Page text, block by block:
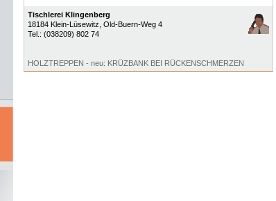
Tischlerei Klingenberg
18184 Klein-Lüsewitz , Old-Buern-Weg 4
Tel.: (038209) 802 74
HOLZTREPPEN - neu: KRÜZBANK BEI RÜCKENSCHMERZEN